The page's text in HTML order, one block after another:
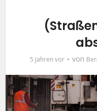
5 Jahren vor von